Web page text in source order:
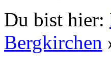
Du bist hier:
Bergkirchen